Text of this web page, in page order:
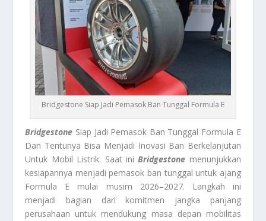
Bridgestone Siap Jadi Pemasok Ban Tunggal Formula E
Bridgestone Siap Jadi Pemasok Ban Tunggal Formula E
Dan Tentunya Bisa Menjadi Inovasi Ban Berkelanjutan
Untuk Mobil Listrik. Saat iniBridgestone menunjukkan
kesiapannya menjadi pemasok ban tunggal untuk ajang
Formula E mulai musim 2026–2027. Langkah ini
menjadi bagian dari komitmen jangka panjang
perusahaan untuk mendukung masa depan mobilitas